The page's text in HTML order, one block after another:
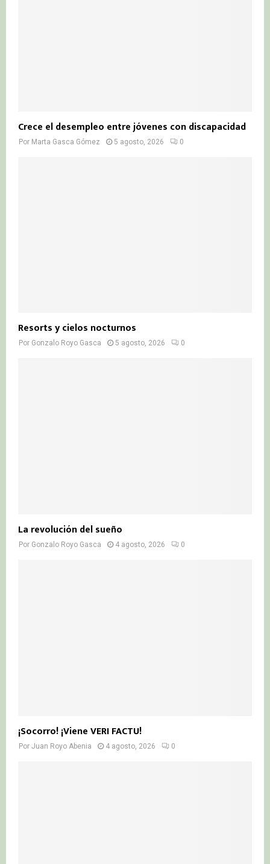
Crece el desempleo entre jóvenes con discapacidad
Por Marta Gasca Gómez 5 agosto, 2026 0
Resorts y cielos nocturnos
Por Gonzalo Royo Gasca 5 agosto, 2026 0
La revolución del sueño
Por Gonzalo Royo Gasca 4 agosto, 2026 0
¡Socorro! ¡Viene VERI FACTU!
Por Juan Royo Abenia 4 agosto, 2026 0